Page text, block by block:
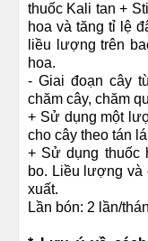
thuốc Kali tan +
hoa và tăng tỉ lệ
liều lượng trên
hoa.
- Giai đoạn cây
chăm cây, chăm
+ Sử dụng một
cho cây theo tán
+ Sử dụng thuốc
bo. Liều lượng và
xuất.
Lần bón: 2 lần/